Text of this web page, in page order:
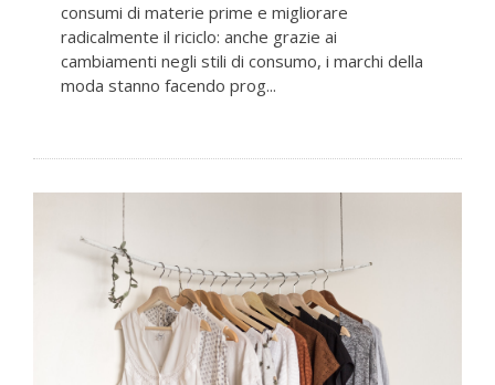
consumi di materie prime e migliorare
radicalmente il riciclo: anche grazie ai
cambiamenti negli stili di consumo, i marchi della
moda stanno facendo prog...